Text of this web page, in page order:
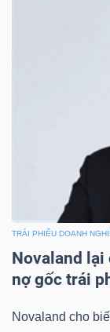
TRÁI PHIẾU DOANH
Novaland lại
nợ gốc trái
Novaland cho
BẤT
ĐỘNG